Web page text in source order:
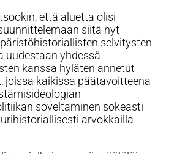
että aluetta olisi
siitä nyt
selvitysten
uudestaan yhdessä
kanssa hyläten annetut
joissa kaikissa päätavoitteena
soveltaminen sokeasti
arvokkailla